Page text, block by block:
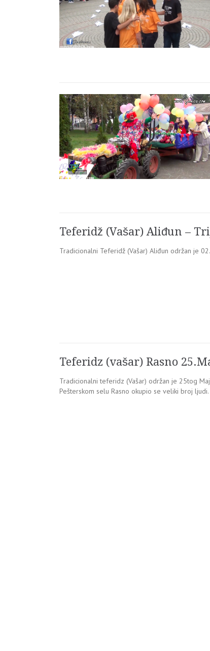
Teferidž (Vašar) Aliđun –
Tradicionalni Teferidž (Vašar) Aliđun održan je
Teferidz (vašar) Rasno
Tradicionalni teferidz (Vašar) održan je 25tog
Pešterskom selu Rasno okupio se veliki broj